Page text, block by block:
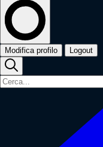
Modifica profilo Logout